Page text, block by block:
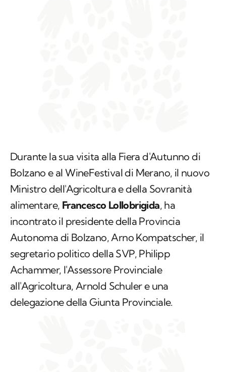
Durante la sua visita alla Fiera d'Autunno di
Bolzano e al WineFestival di Merano, il nuovo
Ministro dell'Agricoltura e della Sovranità
alimentare, Francesco Lollobrigida, ha
incontrato il presidente della Provincia
Autonoma di Bolzano, Arno Kompatscher, il
segretario politico della SVP, Philipp
Achammer, l'Assessore Provinciale
all'Agricoltura, Arnold Schuler e una
delegazione della Giunta Provinciale.